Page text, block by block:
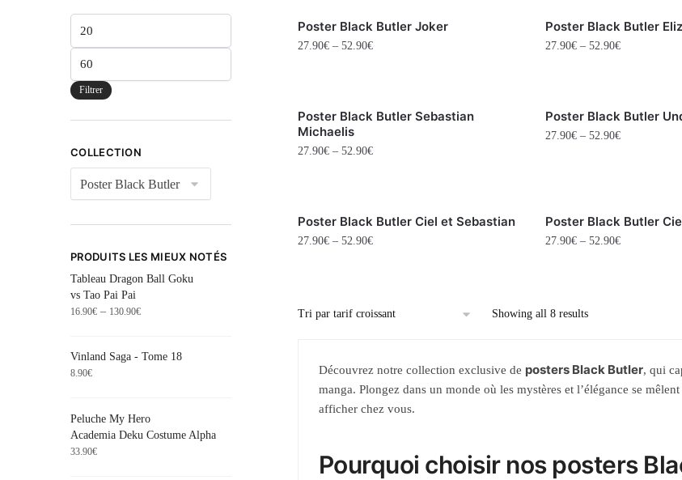
Poster Black Butler Joker
27.90€– 52.90€
Poster Black Butler
27.90€– 52.90€
Poster Black Butler Sebastian
Michaelis
27.90€– 52.90€
Poster Black Butler
27.90€– 52.90€
Poster Black Butler Ciel et Sebastian
27.90€– 52.90€
Poster Black Butler
27.90€– 52.90€
Showing all 8 results
Découvrez notre collection exclusive de posters Black Butler, qui
manga. Plongez dans un monde où les mystères et l’élégance se
afficher chez vous.
Pourquoi choisir nos posters
Filtrer
COLLECTION
PRODUITS LES MIEUX NOTÉS
Tableau Dragon Ball Goku
vs Tao Pai Pai
16.90€ – 130.90€
Vinland Saga - Tome 18
8.90€
Peluche My Hero
Academia Deku Costume Alpha
33.90€